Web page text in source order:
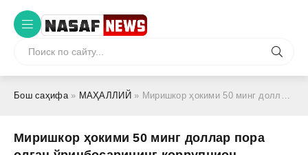
Бош саҳифа» МАҲАЛЛИЙ » Миришкор ҳокими 50 минг доллар пора олган ўринбосарининг коррупцион ҳаракатларидан нега хабари бўлмагани ҳақида гапирди
Миришкор ҳокими 50 минг доллар пора